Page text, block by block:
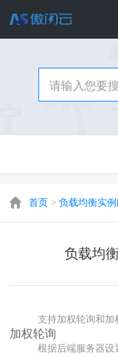
首页 > 负载均衡实例
负载均
支持加权轮询和加
加权轮询
根据后端服务器设